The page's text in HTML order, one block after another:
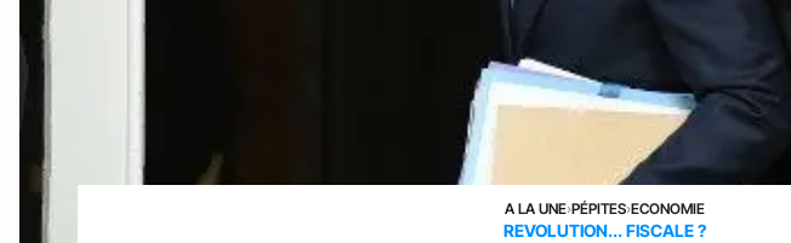
A LA UNE›PÉPITES›ECONOMIE
REVOLUTION... FISCALE ?